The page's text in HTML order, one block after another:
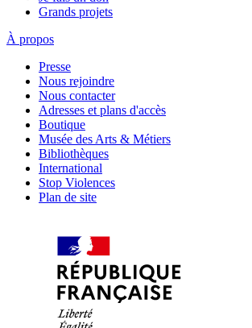
Grands projets
À propos
Presse
Nous rejoindre
Nous contacter
Adresses et plans d'accès
Boutique
Musée des Arts & Métiers
Bibliothèques
International
Stop Violences
Plan de site